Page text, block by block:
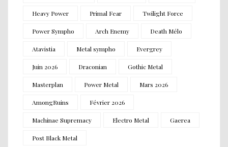
Heavy Power Primal Fear Twilight Force
Power Sympho Arch Enemy Death Mélo
Atavistia Metal sympho Evergrey
Juin 2026 Draconian Gothic Metal
Masterplan Power Metal Mars 2026
AmongRuins Février 2026
Machinae Supremacy Electro Metal Gaerea
Post Black Metal